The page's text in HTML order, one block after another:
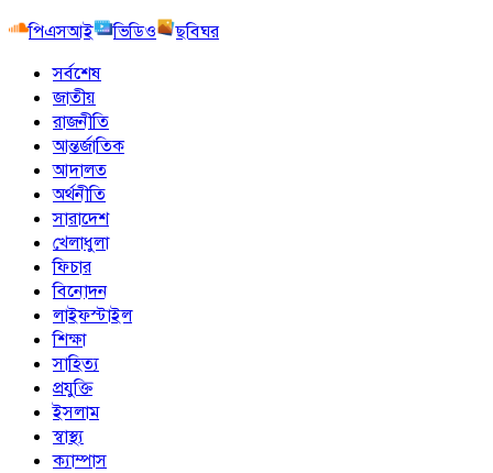
পিএসআই
ভিডিও
ছবিঘর
সর্বশেষ
জাতীয়
রাজনীতি
আন্তর্জাতিক
আদালত
অর্থনীতি
সারাদেশ
খেলাধুলা
ফিচার
বিনোদন
লাইফস্টাইল
শিক্ষা
সাহিত্য
প্রযুক্তি
ইসলাম
স্বাস্থ্য
ক্যাম্পাস